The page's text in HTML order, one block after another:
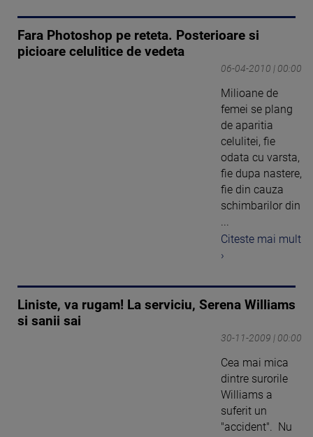
Fara Photoshop pe reteta. Posterioare si
picioare celulitice de vedeta
06-04-2010 | 00:00
Milioane de
femei se plang
de aparitia
celulitei, fie
odata cu varsta,
fie dupa nastere,
fie din cauza
schimbarilor din
...
Citeste mai mult
›
Liniste, va rugam! La serviciu, Serena Williams
si sanii sai
30-11-2009 | 00:00
Cea mai mica
dintre surorile
Williams a
suferit un
"accident". Nu